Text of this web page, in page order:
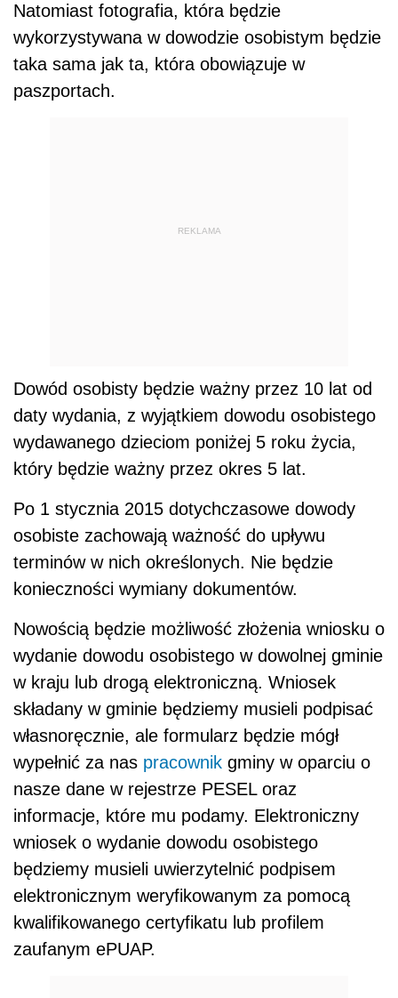
Natomiast fotografia, która będzie
wykorzystywana w dowodzie osobistym będzie
taka sama jak ta, która obowiązuje w
paszportach.
REKLAMA
Dowód osobisty będzie ważny przez 10 lat od
daty wydania, z wyjątkiem dowodu osobistego
wydawanego dzieciom poniżej 5 roku życia,
który będzie ważny przez okres 5 lat.
Po 1 stycznia 2015 dotychczasowe dowody
osobiste zachowają ważność do upływu
terminów w nich określonych. Nie będzie
konieczności wymiany dokumentów.
Nowością będzie możliwość złożenia wniosku o
wydanie dowodu osobistego w dowolnej gminie
w kraju lub drogą elektroniczną. Wniosek
składany w gminie będziemy musieli podpisać
własnoręcznie, ale formularz będzie mógł
wypełnić za nas pracownik gminy w oparciu o
nasze dane w rejestrze PESEL oraz
informacje, które mu podamy. Elektroniczny
wniosek o wydanie dowodu osobistego
będziemy musieli uwierzytelnić podpisem
elektronicznym weryfikowanym za pomocą
kwalifikowanego certyfikatu lub profilem
zaufanym ePUAP.